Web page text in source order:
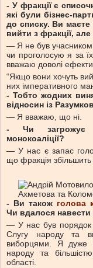
- У фракції є
які були бізнес-
до списку. Ви
вийти з фракції,
— Я не був
чи проголосую я за
вважаю доволі
“Якщо вони хочуть
них імперативного
- Тобто жодних
відносин із
— Я вважаю, що ні.
- Чи загрожує
монокоаліції?
— У нас є запас
що фракція збільшить
- Ви також голова
Чи вдалося навести
— У нас був порядок
Слугу народу та
виборцями. Я дуже
народу та
області.